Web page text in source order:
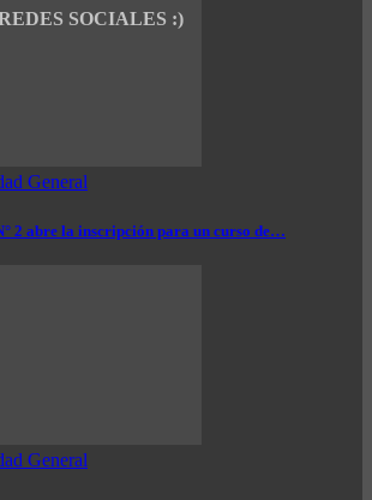
General
2 abre la inscripción para un curso de…
General
SOCIALES :)